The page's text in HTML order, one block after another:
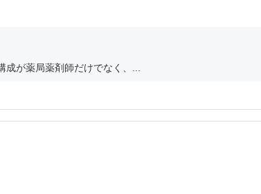
が薬局薬剤師だけでなく、...